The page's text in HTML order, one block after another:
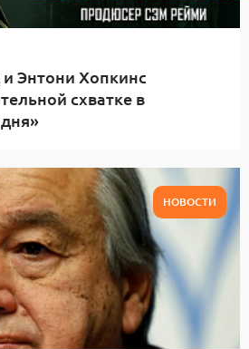
Энтони Хопкинс
схватке в
НОВОСТИ